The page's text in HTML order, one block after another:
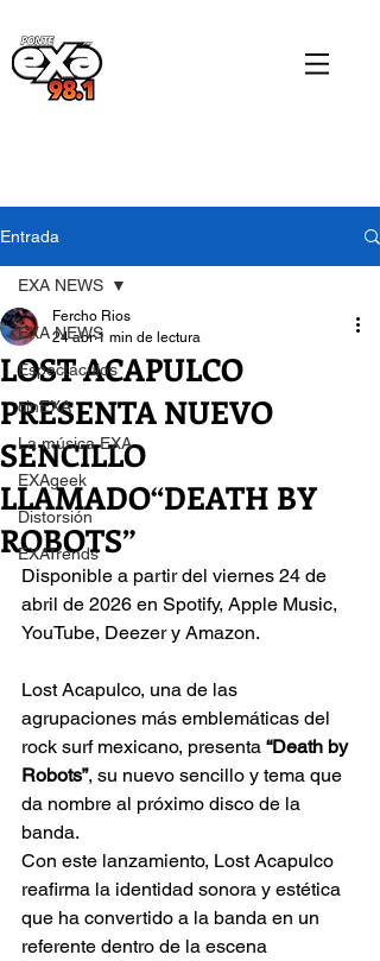
Entrada
EXA NEWS
Espectáculos
cinEXA
La música EXA
EXAgeek
Distorsión
EXATrends
EXA NEWS
LOST ACAPULCO
PRESENTA NUEVO
SENCILLO
LLAMADO“DEATH BY
ROBOTS”
Fercho Rios
24 abr 1 min de lectura
Disponible a partir del viernes 24 de
abril de 2026 en Spotify, Apple Music,
YouTube, Deezer y Amazon.
Lost Acapulco, una de las
agrupaciones más emblemáticas del
rock surf mexicano, presenta “Death by
Robots”, su nuevo sencillo y tema que
da nombre al próximo disco de la
banda.
Con este lanzamiento, Lost Acapulco
reafirma la identidad sonora y estética
que ha convertido a la banda en un
referente dentro de la escena